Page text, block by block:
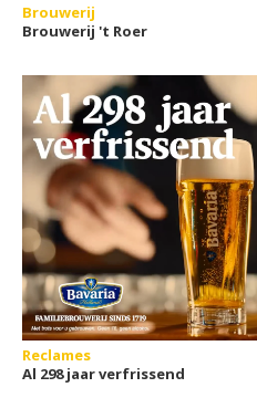
Brouwerij
Brouwerij 't Roer
Reclames
Al 298 jaar verfrissend